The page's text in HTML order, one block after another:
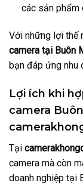
các sản phẩm
Với những lợi thế
camera tại Buôn
bạn đáp ứng nhu
Lợi ích khi
camera
Tại
camera mà còn
doanh nghiệp tại